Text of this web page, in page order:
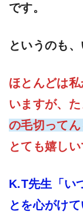
です。
というのも
ほとんどは
いますが、
の毛切ってん
とても嬉しい
K.T先生「い
とを心がけ